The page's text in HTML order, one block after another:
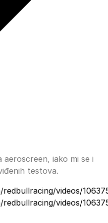
iako mi se i
testova.
videos/
videos/